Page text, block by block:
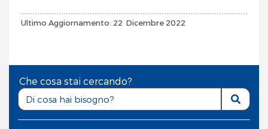
Ultimo Aggiornamento: 22 Dicembre 2022
Che cosa stai cercando?